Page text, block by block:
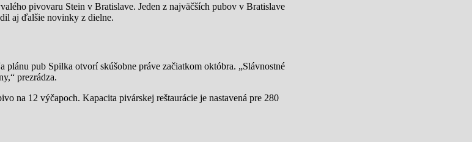
pivovaru Stein v Bratislave. Jeden z najväčších pubov v Bratislave
aj ďalšie novinky z dielne.
pub Spilka otvorí skúšobne práve začiatkom októbra. „Slávnostné
prezrádza.
na 12 výčapoch. Kapacita pivárskej reštaurácie je nastavená pre 280